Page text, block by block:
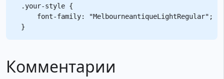
.your-style {
    font-family: "MelbourneantiqueLightRegular";
Комментарии